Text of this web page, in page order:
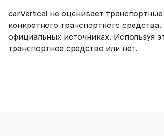
carVertical не оценивает
конкретного транспортного
официальных источниках. Используя
транспортное средство или нет.